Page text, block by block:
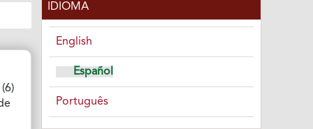
IDIOMA
English
Español
Português